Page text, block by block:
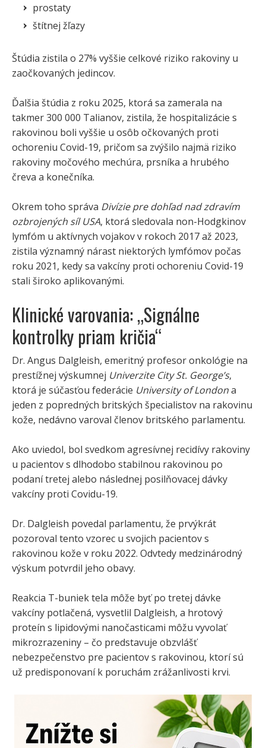
prostaty
štítnej žľazy
Štúdia zistila o 27% vyššie celkové riziko rakoviny u
zaočkovaných jedincov.
Ďalšia štúdia z roku 2025, ktorá sa zamerala na
takmer 300 000 Talianov, zistila, že hospitalizácie s
rakovinou boli vyššie u osôb očkovaných proti
ochoreniu Covid-19, pričom sa zvýšilo najmä riziko
rakoviny močového mechúra, prsníka a hrubého
čreva a konečníka.
Okrem toho správa Divízie pre dohľad nad zdravím
ozbrojených síl USA, ktorá sledovala non-Hodgkinov
lymfóm u aktívnych vojakov v rokoch 2017 až 2023,
zistila významný nárast niektorých lymfómov počas
roku 2021, kedy sa vakcíny proti ochoreniu Covid-19
stali široko aplikovanými.
Klinické varovania: „Signálne
kontrolky priam kričia“
Dr. Angus Dalgleish, emeritný profesor onkológie na
prestížnej výskumnej Univerzite City St. George’s,
ktorá je súčasťou federácie University of Londona
jeden z popredných britských špecialistov na rakovinu
kože, nedávno varoval členov britského parlamentu.
Ako uviedol, bol svedkom agresívnej recidívy rakoviny
u pacientov s dlhodobo stabilnou rakovinou po
podaní tretej alebo následnej posilňovacej dávky
vakcíny proti Covidu-19.
Dr. Dalgleish povedal parlamentu, že prvýkrát
pozoroval tento vzorec u svojich pacientov s
rakovinou kože v roku 2022. Odvtedy medzinárodný
výskum potvrdil jeho obavy.
Reakcia T-buniek tela môže byť po tretej dávke
vakcíny potlačená, vysvetlil Dalgleish, a hrotový
proteín s lipidovými nanočasticami môžu vyvolať
mikrozrazeniny – čo predstavuje obzvlášť
nebezpečenstvo pre pacientov s rakovinou, ktorí sú
už predisponovaní k poruchám zrážanlivosti krvi.